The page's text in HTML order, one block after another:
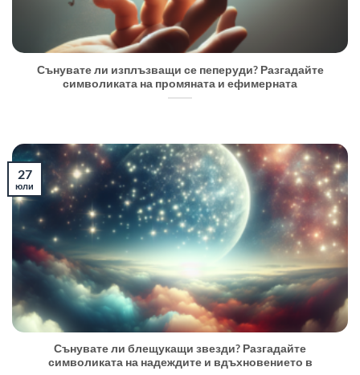
Сънувате ли изплъзващи се пеперуди? Разгадайте
символиката на промяната и ефимерната
Сънувате ли блещукащи звезди? Разгадайте
символиката на надеждите и вдъхновението в
27
юли